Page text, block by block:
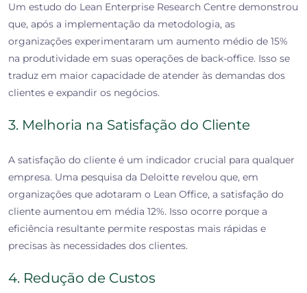
Um estudo do Lean Enterprise Research Centre demonstrou
que, após a implementação da metodologia, as
organizações experimentaram um aumento médio de 15%
na produtividade em suas operações de back-office. Isso se
traduz em maior capacidade de atender às demandas dos
clientes e expandir os negócios.
3. Melhoria na Satisfação do Cliente
A satisfação do cliente é um indicador crucial para qualquer
empresa. Uma pesquisa da Deloitte revelou que, em
organizações que adotaram o Lean Office, a satisfação do
cliente aumentou em média 12%. Isso ocorre porque a
eficiência resultante permite respostas mais rápidas e
precisas às necessidades dos clientes.
4. Redução de Custos